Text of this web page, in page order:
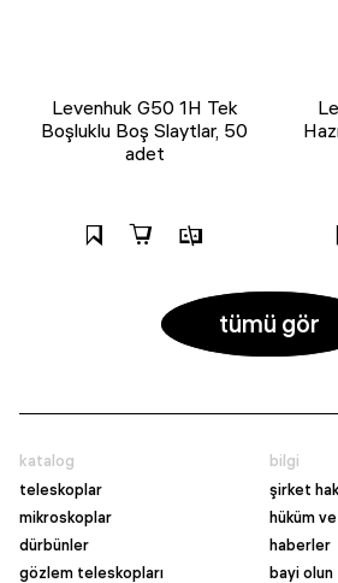
Levenhuk G50 1H Tek
Boşluklu Boş Slaytlar, 50
adet
tümü gör
katalog
teleskoplar
mikroskoplar
dürbünler
gözlem teleskopları
bilgi
şirket
hüküm
haberler
bayi olun